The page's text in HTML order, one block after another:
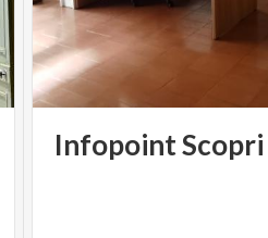
InfopointScopri